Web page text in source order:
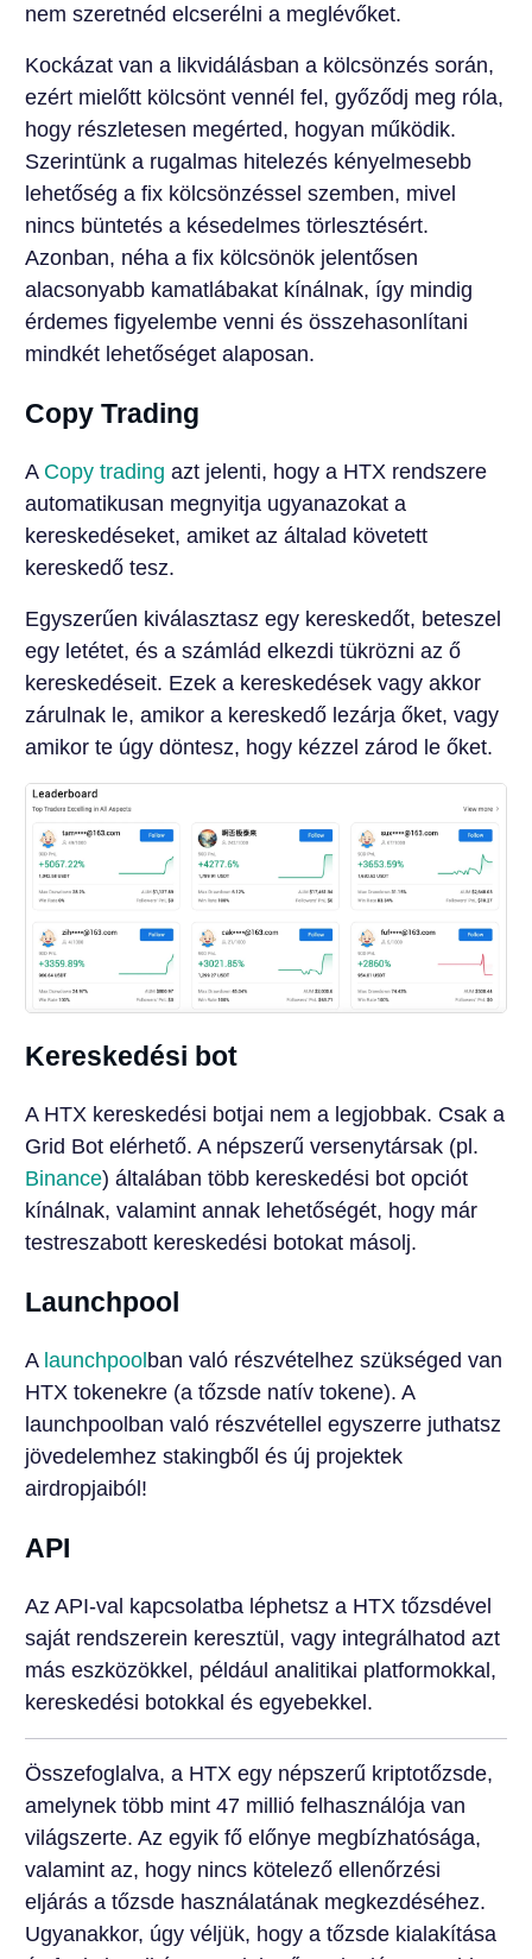
nem szeretnéd elcserélni a meglévőket.
Kockázat van a likvidálásban a kölcsönzés során,
ezért mielőtt kölcsönt vennél fel, győződj meg róla,
hogy részletesen megérted, hogyan működik.
Szerintünk a rugalmas hitelezés kényelmesebb
lehetőség a fix kölcsönzéssel szemben, mivel
nincs büntetés a késedelmes törlesztésért.
Azonban, néha a fix kölcsönök jelentősen
alacsonyabb kamatlábakat kínálnak, így mindig
érdemes figyelembe venni és összehasonlítani
mindkét lehetőséget alaposan.
Copy Trading
A Copy trading azt jelenti, hogy a HTX rendszere
automatikusan megnyitja ugyanazokat a
kereskedéseket, amiket az általad követett
kereskedő tesz.
Egyszerűen kiválasztasz egy kereskedőt, beteszel
egy letétet, és a számlád elkezdi tükrözni az ő
kereskedéseit. Ezek a kereskedések vagy akkor
zárulnak le, amikor a kereskedő lezárja őket, vagy
amikor te úgy döntesz, hogy kézzel zárod le őket.
Kereskedési bot
A HTX kereskedési botjai nem a legjobbak. Csak a
Grid Bot elérhető. A népszerű versenytársak (pl.
Binance) általában több kereskedési bot opciót
kínálnak, valamint annak lehetőségét, hogy már
testreszabott kereskedési botokat másolj.
Launchpool
A launchpool ban való részvételhez szükséged van
HTX tokenekre (a tőzsde natív tokene). A
launchpoolban való részvétellel egyszerre juthatsz
jövedelemhez stakingből és új projektek
airdropjaiból!
API
Az API-val kapcsolatba léphetsz a HTX tőzsdével
saját rendszerein keresztül, vagy integrálhatod azt
más eszközökkel, például analitikai platformokkal,
kereskedési botokkal és egyebekkel.
Összefoglalva, a HTX egy népszerű kriptotőzsde,
amelynek több mint 47 millió felhasználója van
világszerte. Az egyik fő előnye megbízhatósága,
valamint az, hogy nincs kötelező ellenőrzési
eljárás a tőzsde használatának megkezdéséhez.
Ugyanakkor, úgy véljük, hogy a tőzsde kialakítása